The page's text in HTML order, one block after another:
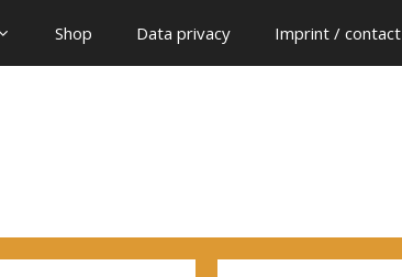
Shop Data privacy Imprint / contact